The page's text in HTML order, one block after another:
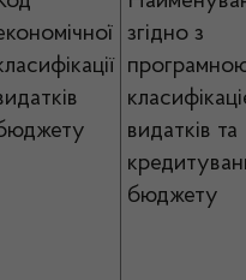
згідно з
видатків та
бюджету